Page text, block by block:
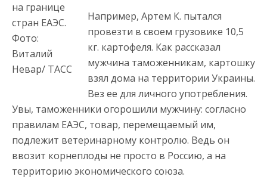
на границе
стран ЕАЭС.
Фото:
Виталий
Невар/ ТАСС
Например, Артем К. пытался
провезти в своем грузовике 10,5
кг. картофеля. Как рассказал
мужчина таможенникам, картошку
взял дома на территории Украины.
Вез ее для личного употребления.
Увы, таможенники огорошили мужчину: согласно
правилам ЕАЭС, товар, перемещаемый им,
подлежит ветеринарному контролю. Ведь он
ввозит корнеплоды не просто в Россию, а на
территорию экономического союза.